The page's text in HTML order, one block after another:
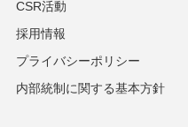
CSR活動
採用情報
プライバシーポリシー
内部統制に関する基本方針